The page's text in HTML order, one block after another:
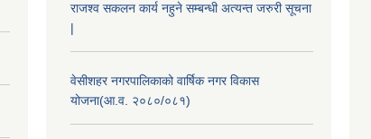
राजश्व सकलन कार्य नहुने सम्बन्धी अत्यन्त जरुरी सूचना
|
वेसीशहर नगरपालिकाको वार्षिक नगर विकास
योजना(आ.व. २०८०/०८१)